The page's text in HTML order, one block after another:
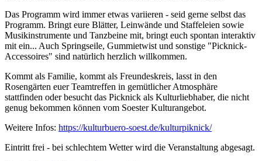
Das Programm wird immer etwas variieren - seid gerne selbst das
Programm. Bringt eure Blätter, Leinwände und Staffeleien sowie
Musikinstrumente und Tanzbeine mit, bringt euch spontan interaktiv
mit ein... Auch Springseile, Gummietwist und sonstige "Picknick-
Accessoires" sind natürlich herzlich willkommen.
Kommt als Familie, kommt als Freundeskreis, lasst in den
Rosengärten euer Teamtreffen in gemütlicher Atmosphäre
stattfinden oder besucht das Picknick als Kulturliebhaber, die nicht
genug bekommen können vom Soester Kulturangebot.
Weitere Infos: https://kulturbuero-soest.de/kulturpiknick/
Eintritt frei - bei schlechtem Wetter wird die Veranstaltung abgesagt.